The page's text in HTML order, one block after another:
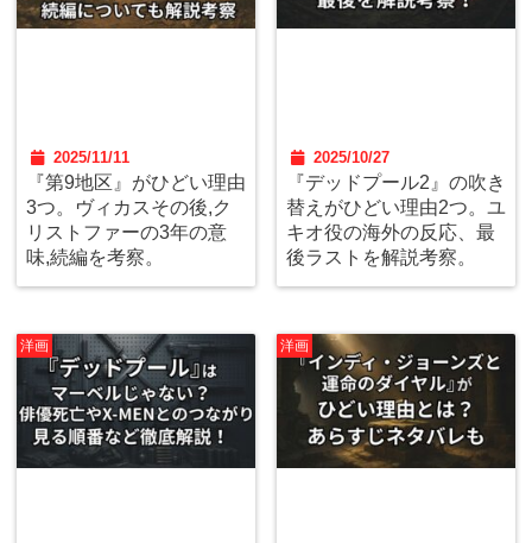
2025/11/11
『第9地区』がひどい理由
3つ。ヴィカスその後,ク
リストファーの3年の意
味,続編を考察。
2025/10/27
『デッドプール2』の吹き
替えがひどい理由2つ。ユ
キオ役の海外の反応、最
後ラストを解説考察。
洋画 洋画